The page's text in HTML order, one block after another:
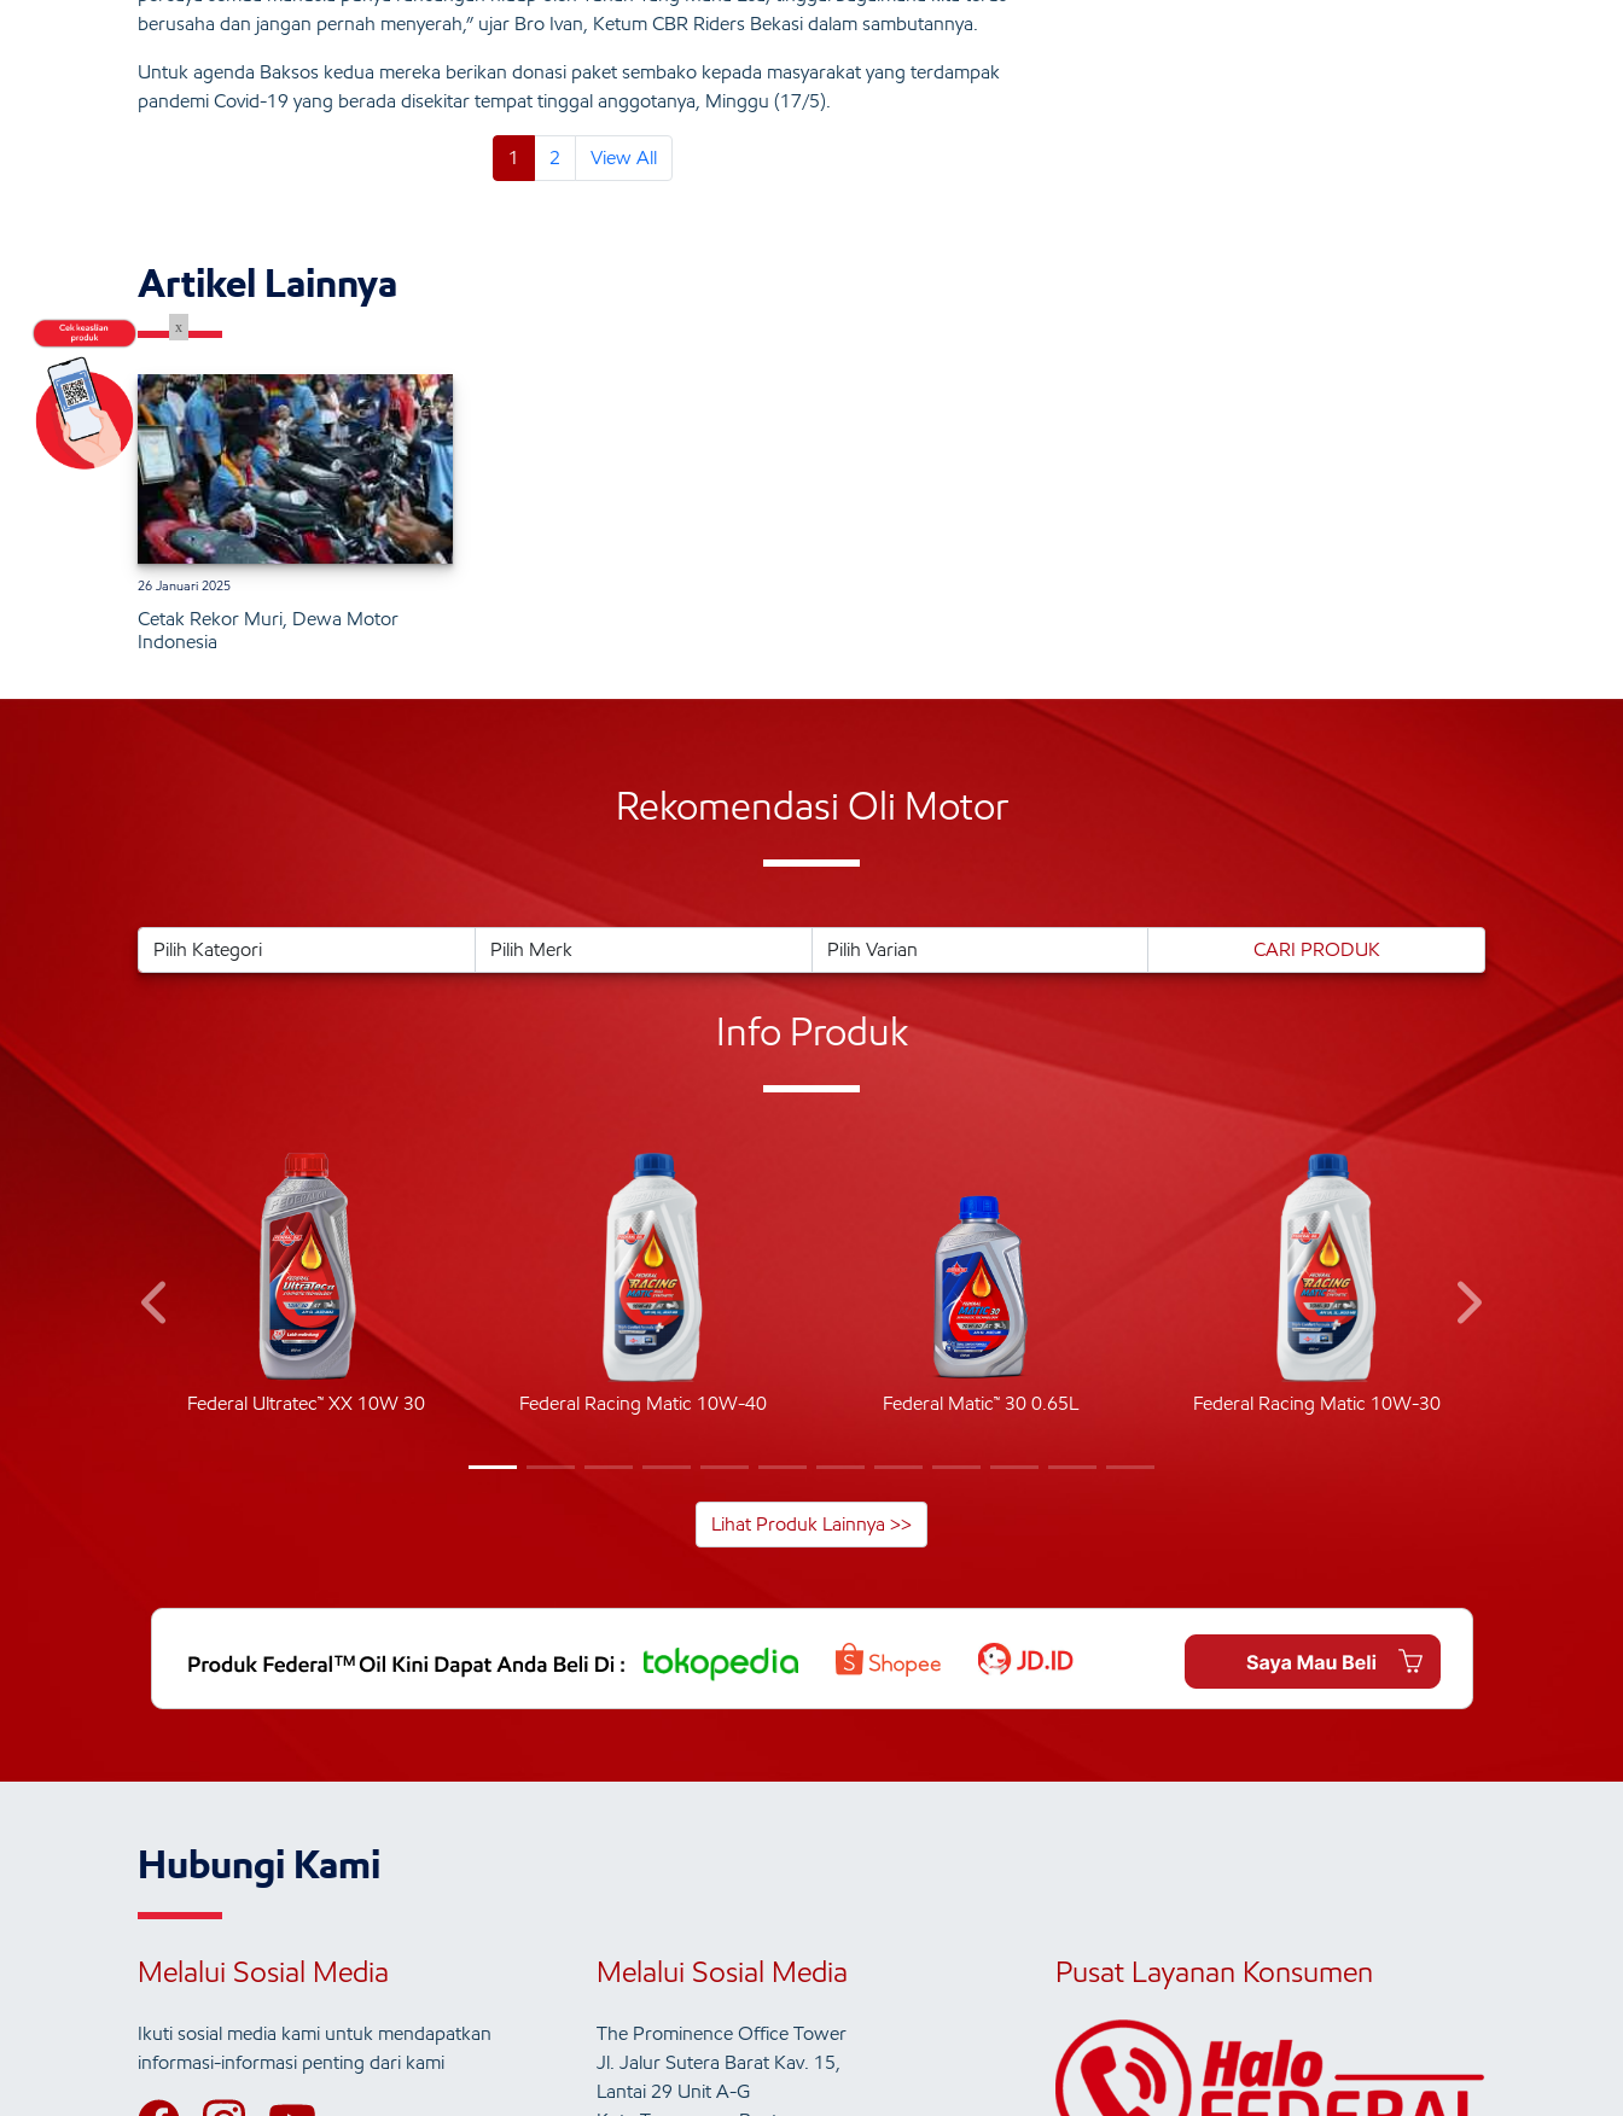
berusaha dan jangan pernah menyerah,” ujar Bro Ivan, Ketum CBR Riders Bekasi dalam sambutannya.
Untuk agenda Baksos kedua mereka berikan donasi paket sembako kepada masyarakat yang terdampak
pandemi Covid-19 yang berada disekitar tempat tinggal anggotanya, Minggu (17/5).
1 2 View All
Artikel Lainnya
26 Januari 2025
Cetak Rekor Muri, Dewa Motor
Indonesia
Rekomendasi Oli Motor
Info Produk
Federal Ultratec™ XX 10W 30 Federal Racing Matic 10W-40 Federal Matic™ 30 0.65L Federal Racing Matic 10W-30
Lihat Produk Lainnya >>
Hubungi Kami
Melalui Sosial Media
Ikuti sosial media kami untuk mendapatkan
informasi-informasi penting dari kami
Melalui Sosial Media
The Prominence Office Tower
Jl. Jalur Sutera Barat Kav. 15,
Lantai 29 Unit A-G
Pusat Layanan Konsumen
x